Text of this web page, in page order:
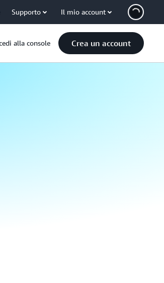
Supporto Il mio account
alla console Crea un account